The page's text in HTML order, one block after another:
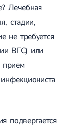
Лечебная
стадии,
не требуется
ВГС) или
прием
подвергается